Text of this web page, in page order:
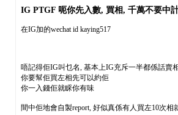
IG PTGF 呃你先入數, 買相, 千萬不要中
在IG加的wechat id kaying517
唔記得佢IG叫乜名, 基本上IG充斥一半都係話賣
你要幫佢買左相先可以約佢
你一入錢佢就睬你有味
間中佢地會自製report, 好似真係有人買左10次相